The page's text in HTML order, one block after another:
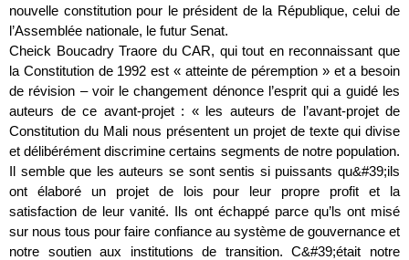
nouvelle constitution pour le président de la République, celui de
l’Assemblée nationale, le futur Senat.
Cheick Boucadry Traore du CAR, qui tout en reconnaissant que
la Constitution de 1992 est « atteinte de péremption » et a besoin
de révision – voir le changement dénonce l’esprit qui a guidé les
auteurs de ce avant-projet : « les auteurs de l’avant-projet de
Constitution du Mali nous présentent un projet de texte qui divise
et délibérément discrimine certains segments de notre population.
Il semble que les auteurs se sont sentis si puissants qu&#39;ils
ont élaboré un projet de lois pour leur propre profit et la
satisfaction de leur vanité. Ils ont échappé parce qu’ls ont misé
sur nous tous pour faire confiance au système de gouvernance et
notre soutien aux institutions de transition. C&#39;était notre